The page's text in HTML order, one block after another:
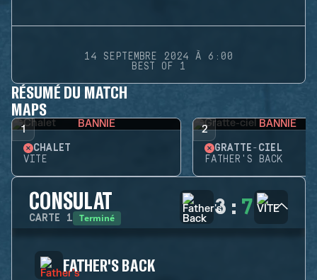
14 SEPTEMBRE 2024 À 6:00
BEST OF 1
RÉSUMÉ DU MATCH
MAPS
1 BANNIE
CHALET
VITE
2 BANNIE
GRATTE-CIEL
FATHER'S BACK
CONSULAT
CARTE 1 Terminé 3 : 7
FATHER'S BACK